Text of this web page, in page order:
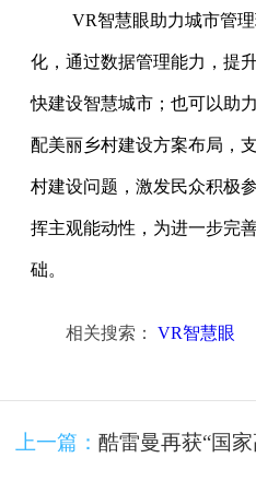
VR智慧眼助力城市管
化，通过数据管理能力，提
快建设智慧城市；也可以助
配美丽乡村建设方案布局，
村建设问题，激发民众积极
挥主观能动性，为进一步完
础。
相关搜索： VR智慧眼
上一篇： 酷雷曼再获“国